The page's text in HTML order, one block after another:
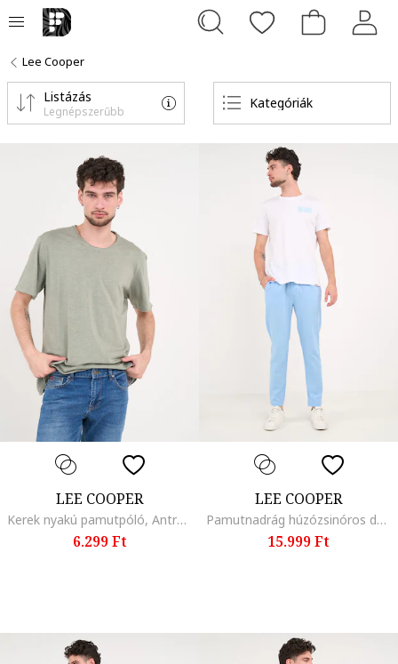
Lee Cooper
Kategóriák
Listázás
Legnépszerűbb
LEE COOPER
Kerek nyakú pamutpóló, Antracitszürke
6.299 Ft
LEE COOPER
Pamutnadrág húzózsinóros derékrésszel, Azúrkék
15.999 Ft